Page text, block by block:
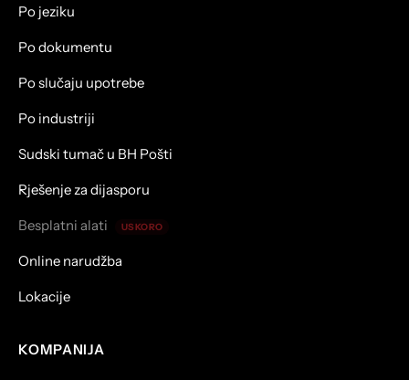
Po jeziku
Po dokumentu
Po slučaju upotrebe
Po industriji
Sudski tumač u BH Pošti
Rješenje za dijasporu
Besplatni alati USKORO
Online narudžba
Lokacije
KOMPANIJA